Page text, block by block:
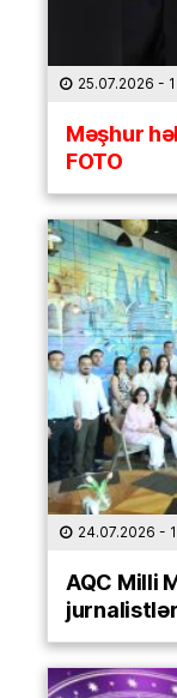
25.07.2026 -
Məşhur
FOTO
24.07.2026 -
AQC Milli